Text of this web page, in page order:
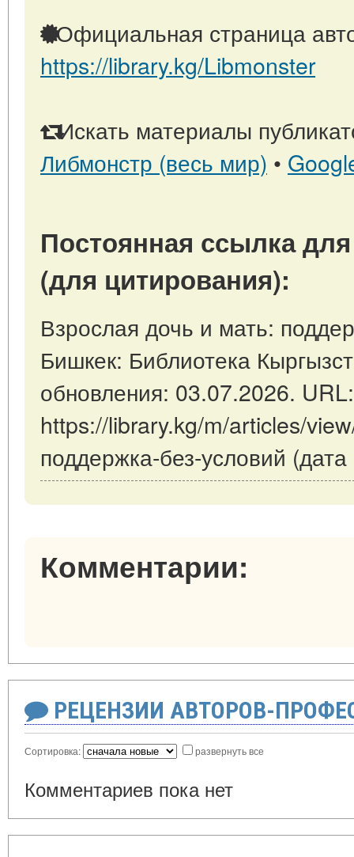
Официальная страница
https://library.kg/Libmonster
Искать материалы
Либмонстр (весь мир) •
Постоянная ссылка
(для цитирования):
Взрослая дочь и мать:
Бишкек: Библиотека
обновления: 03.07.2026. URL:
https://library.kg/m/articles/
поддержка-без-условий
Комментарии:
РЕЦЕНЗИИ АВТОРОВ-
Сортировка: развернуть все
Комментариев пока нет